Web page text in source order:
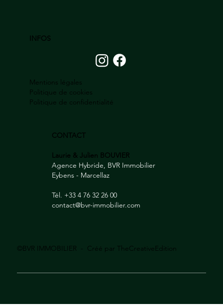
CONTACT
Laurie & Julien BOUVIER
Agence Hybride, BVR Immobilier
Eybens - Marcellaz
Tél. +33 4 76 32 26 00
contact@bvr-immobilier.com
INFOS
Mentions légales
Politique de cookies
Politique de confidentialité
©BVR IMMOBILIER - Créé par TheCreativeEdition